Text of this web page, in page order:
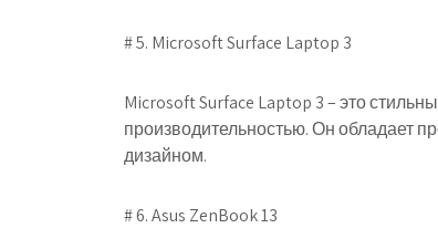
# 5. Microsoft Surface Laptop 3
Microsoft Surface Laptop 3 – это
производительностью. Он обладает
дизайном.
# 6. Asus ZenBook 13